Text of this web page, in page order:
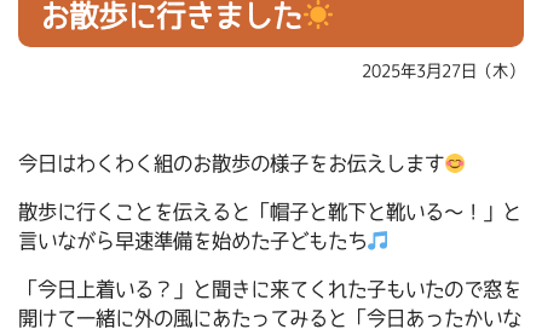
お散歩に行きました
2025年3月27日（木）
今日はわくわく組のお散歩の様子をお伝えします
散歩に行くことを伝えると「帽子と靴下と靴いる～！」と
言いながら早速準備を始めた子どもたち
「今日上着いる？」と聞きに来てくれた子もいたので窓を
開けて一緒に外の風にあたってみると「今日あったかいな